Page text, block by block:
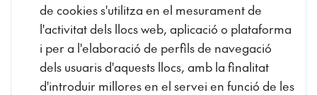
de cookies s'utilitza en el mesurament de
l'activitat dels llocs web, aplicació o plataforma
i per a l'elaboració de perfils de navegació
dels usuaris d'aquests llocs, amb la finalitat
d'introduir millores en el servei en funció de les